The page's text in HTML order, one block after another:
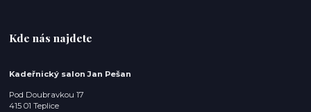
Kde nás najdete
Kadeřnický salon Jan Pešan
Pod Doubravkou 17
415 01 Teplice